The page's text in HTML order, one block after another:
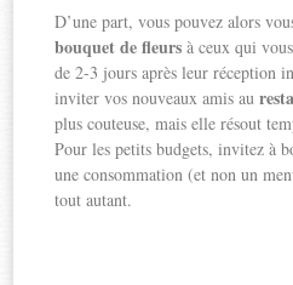
D’une part, vous pouvez alors
bouquet de fleurs à ceux qui
de 2-3 jours après leur réception
inviter vos nouveaux amis au
plus couteuse, mais elle résout
Pour les petits budgets, invitez à
une consommation (et non un
tout autant.